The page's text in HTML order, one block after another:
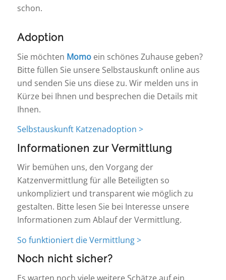
schon.
Adoption
Sie möchten Momo ein schönes Zuhause geben?
Bitte füllen Sie unsere Selbstauskunft online aus
und senden Sie uns diese zu. Wir melden uns in
Kürze bei Ihnen und besprechen die Details mit
Ihnen.
Selbstauskunft Katzenadoption >
Informationen zur Vermittlung
Wir bemühen uns, den Vorgang der
Katzenvermittlung für alle Beteiligten so
unkompliziert und transparent wie möglich zu
gestalten. Bitte lesen Sie bei Interesse unsere
Informationen zum Ablauf der Vermittlung.
So funktioniert die Vermittlung >
Noch nicht sicher?